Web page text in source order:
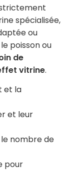
spécialisée,
ou
poisson ou
de
vitrine.
et la
et leur
nombre de
pour